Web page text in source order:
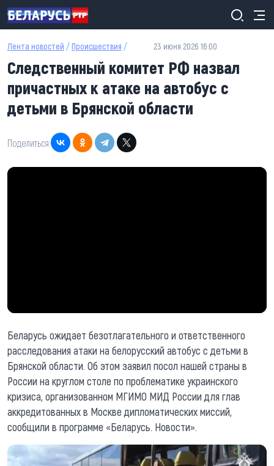
Перейти к основному содержанию
Лента новостей / Происшествия / 23 июня 2026 16:00
Следственный комитет РФ назвал
причастных к атаке на автобус с
детьми в Брянской области
Поделиться:
Беларусь ожидает безотлагательного и ответственного
расследования атаки на белорусский автобус с детьми в
Брянской области. Об этом заявил посол нашей страны в
России на круглом столе по проблематике украинского
кризиса, организованном МГИМО МИД России для глав
аккредитованных в Москве дипломатических миссий,
сообщили в программе «Беларусь. Новости».